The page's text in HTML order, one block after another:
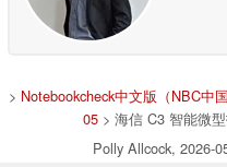
> Notebookcheck中文版（NBC中国
05> 海信 C3 智能微
Polly Allcock, 2026-